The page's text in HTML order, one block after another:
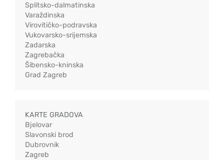
Splitsko-dalmatinska
Varaždinska
Virovitičko-podravska
Vukovarsko-srijemska
Zadarska
Zagrebačka
Šibensko-kninska
Grad Zagreb
KARTE GRADOVA
Bjelovar
Slavonski brod
Dubrovnik
Zagreb